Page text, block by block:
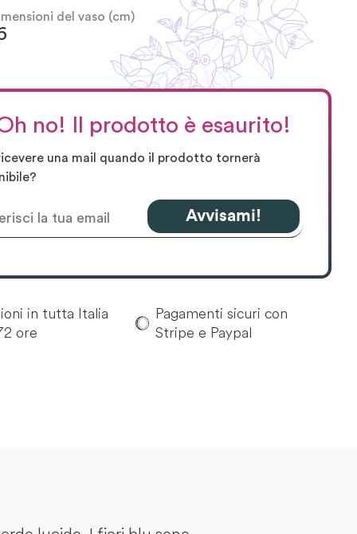
del vaso (cm)
no! Il prodotto è esaurito!
una mail quando il prodotto tornerà
Avvisami!
in tutta Italia
ore
Pagamenti sicuri con
Stripe e Paypal